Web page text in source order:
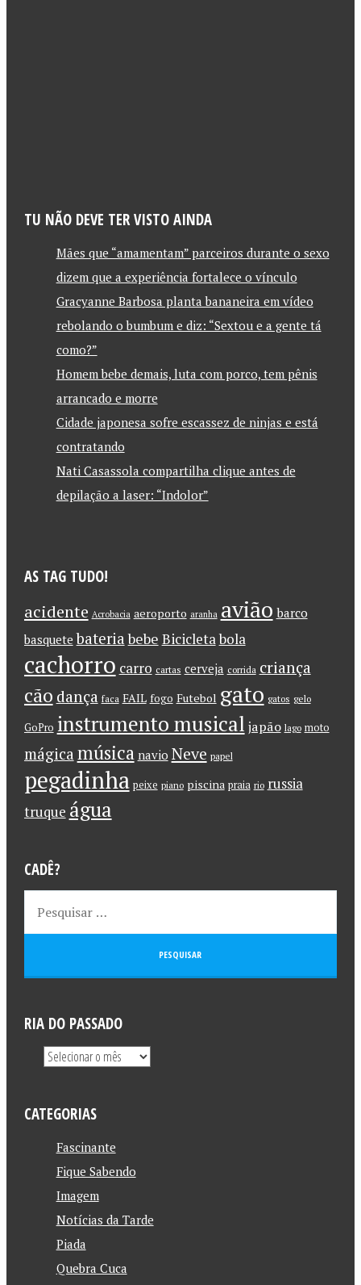
TU NÃO DEVE TER VISTO AINDA
Mães que “amamentam” parceiros durante o sexo
dizem que a experiência fortalece o vínculo
Gracyanne Barbosa planta bananeira em vídeo
rebolando o bumbum e diz: “Sextou e a gente tá
como?”
Homem bebe demais, luta com porco, tem pênis
arrancado e morre
Cidade japonesa sofre escassez de ninjas e está
contratando
Nati Casassola compartilha clique antes de
depilação a laser: “Indolor”
AS TAG TUDO!
acidente Acrobacia aeroporto aranha avião barco
basquete bateriabebe Bicicletabola
cachorro carro cartas cerveja corrida criança
cão dança faca FAIL fogo Futebol gato gatos gelo
GoPro instrumento musical japão lago moto
mágica música navio Neve papel
pegadinha peixe piano piscina praia rio russia
truque água
CADÊ?
RIA DO PASSADO
CATEGORIAS
Fascinante
Fique Sabendo
Imagem
Notícias da Tarde
Piada
Quebra Cuca